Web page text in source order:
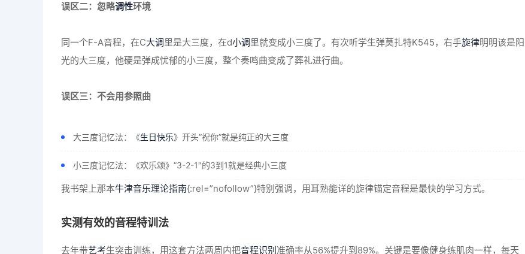
误区二：忽略调性环境
同一个F-A音程，在C大调里是大三度，在d小调里就变成小三度了。有次听学生弹莫扎特K545，右手旋律明明该是阳
光的大三度，他硬是弹成忧郁的小三度，整个奏鸣曲变成了葬礼进行曲。
误区三：不会用参照曲
大三度记忆法：《生日快乐》开头”祝你”就是纯正的大三度
小三度记忆法：《欢乐颂》”3-2-1″的3到1就是经典小三度
我书架上那本牛津音乐理论指南{:rel=”nofollow”}特别强调，用耳熟能详的旋律锚定音程是最快的学习方式。
实测有效的音程特训法
去年带艺考生突击训练，用这套方法两周内把音程识别准确率从56%提升到89%。关键是要像健身练肌肉一样，每天